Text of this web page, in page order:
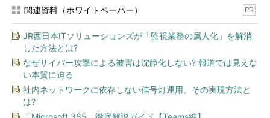
のデータを扱うために開発した分散ファイル・システム）や
BigTable（分散ストレージ・システム：データベースに類似する
データ格納システム）に類似するシステムは当然研究しているの
だろう（まぁ、はやりだし、みんなやっている。それだけにこの
チップを使って「研究」したいと希望する人も多いのではない
か）。
そういうと単にGoogleのまねにとどまるようだが、しかし
Intel独自のアドバンテージもある。Googleは「クラウド」とい
関連資料（ホワイトペーパー） PR
JR西日本ITソリューションズが「監視業務の属人化」を解消
した方法とは?
なぜサイバー攻撃による被害は沈静化しない? 報道では見えな
い本質に迫る
社内ネットワークに依存しない信号灯運用、その実現方法と
は?